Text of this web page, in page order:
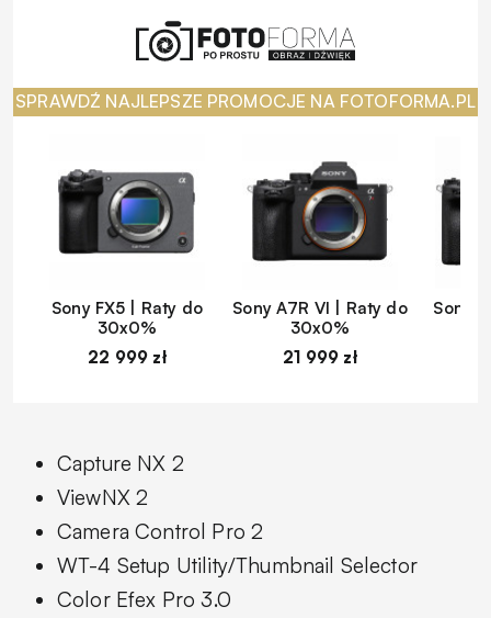
SPRAWDŹ NAJLEPSZE PROMOCJE NA FOTOFORMA.PL
Sony FX5 | Raty do
30x0%
22 999 zł
Sony A7R VI | Raty do
30x0%
21 999 zł
Sony
Capture NX 2
ViewNX 2
Camera Control Pro 2
WT-4 Setup Utility/Thumbnail Selector
Color Efex Pro 3.0